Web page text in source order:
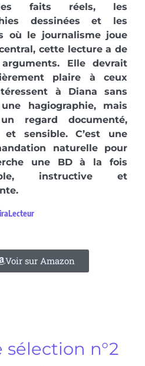
faits réels, les
dessinées et les
où le journalisme joue
cette lecture a de
Elle devrait
plaire à ceux
à Diana sans
hagiographie, mais
regard documenté,
et sensible. C’est une
naturelle pour
une BD à la fois
instructive et
Voir sur Amazon
sélection n°2